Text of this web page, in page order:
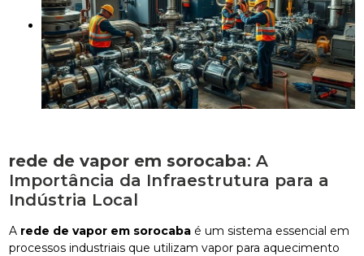
rede de vapor em sorocaba: A
Importância da Infraestrutura para a
Indústria Local
A rede de vapor em sorocaba é um sistema essencial em
processos industriais que utilizam vapor para aquecimento